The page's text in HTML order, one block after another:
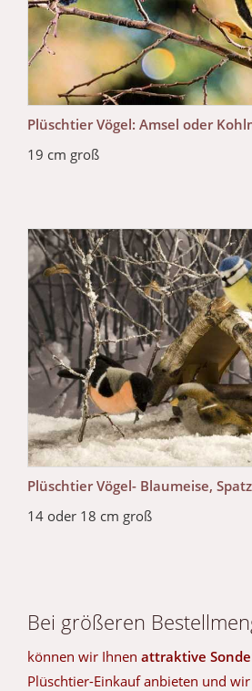
Plüschtier Vögel: Amsel oder
19 cm groß
Plüschtier Vögel- Blaumeise,
14 oder 18 cm groß
Bei größeren
können wir Ihnen attraktive
Plüschtier-Einkauf anbieten und